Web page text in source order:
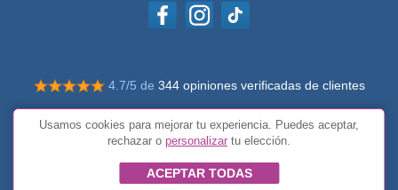
4.7/5 de 344 opiniones verificadas de clientes
© Todos los derechos reservados Impulsivos
Condiciones generales
Usamos cookies para mejorar tu experiencia. Puedes aceptar,
rechazar o personalizar tu elección.
ACEPTAR TODAS